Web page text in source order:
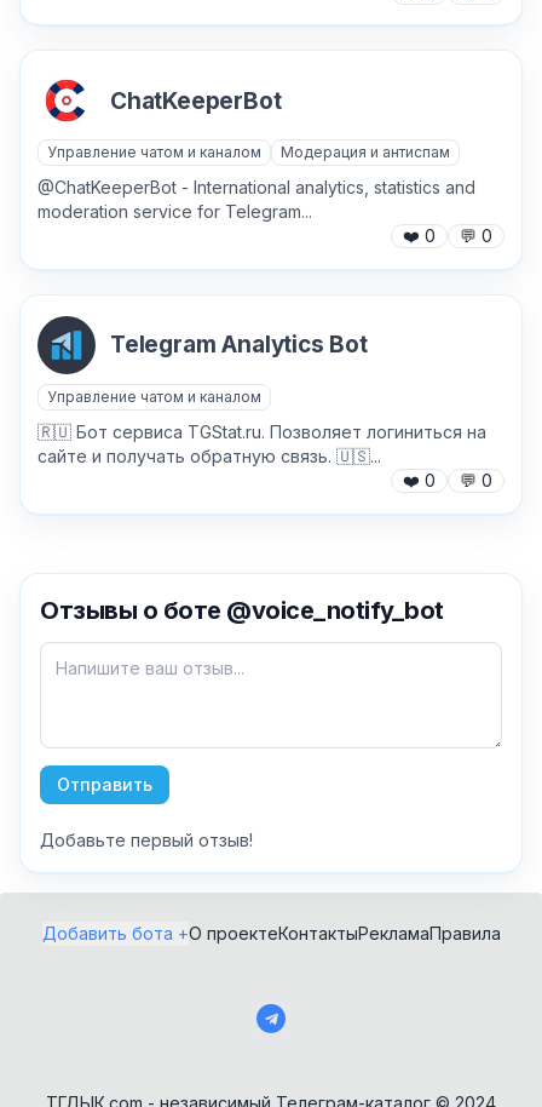
Как добавить бота?
чата
антиспам
Нейросети
ChatKeeperBot
Управление чатом и каналом Модерация и антиспам
@ChatKeeperBot - International analytics, statistics and
moderation service for Telegram...
❤️ 0 💬 0
Telegram Analytics Bot
Управление чатом и каналом
🇷🇺 Бот сервиса TGStat.ru. Позволяет логиниться на
сайте и получать обратную связь. 🇺🇸...
❤️ 0 💬 0
Отзывы о боте @voice_notify_bot
Отправить
Добавьте первый отзыв!
Добавить бота +О проектеКонтактыРекламаПравила
ТГДЫК.com - независимый Телеграм-каталог © 2024